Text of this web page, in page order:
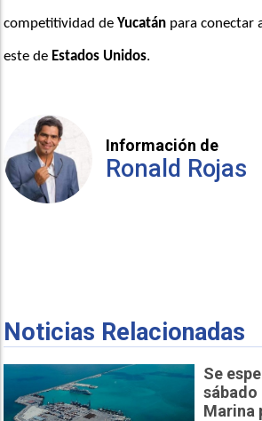
competitividad de Yucatán para conectar
este de Estados Unidos.
Información de
Ronald Rojas
Noticias Relacionadas
Se
Marina